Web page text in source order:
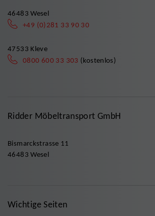
46483 Wesel
+49 (0)281 33 90 30
47533 Kleve
0800 600 33 303 (kostenlos)
Ridder Möbeltransport GmbH
Bismarckstrasse 11
46483 Wesel
Wichtige Seiten